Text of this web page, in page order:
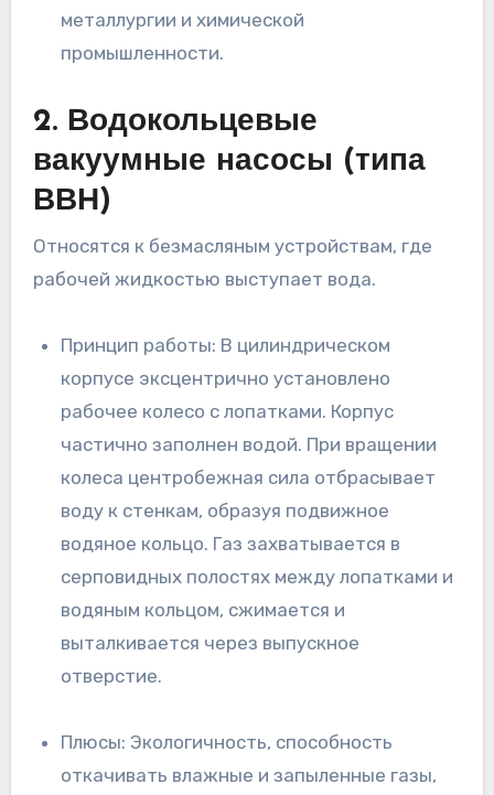
металлургии и химической
промышленности.
2. Водокольцевые
вакуумные насосы (типа
ВВН)
Относятся к безмасляным устройствам, где
рабочей жидкостью выступает вода.
Принцип работы: В цилиндрическом
корпусе эксцентрично установлено
рабочее колесо с лопатками. Корпус
частично заполнен водой. При вращении
колеса центробежная сила отбрасывает
воду к стенкам, образуя подвижное
водяное кольцо. Газ захватывается в
серповидных полостях между лопатками и
водяным кольцом, сжимается и
выталкивается через выпускное
отверстие.
Плюсы: Экологичность, способность
откачивать влажные и запыленные газы,